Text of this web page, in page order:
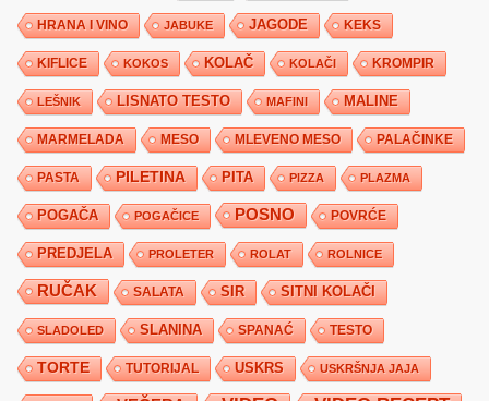
HRANA I VINO JABUKE JAGODE KEKS
KIFLICE KOKOS KOLAČ KOLAČI KROMPIR
LEŠNIK LISNATO TESTO MAFINI MALINE
MARMELADA MESO MLEVENO MESO PALAČINKE
PASTA PILETINA PITA PIZZA PLAZMA
POGAČA POGAČICE POSNO POVRĆE
PREDJELA PROLETER ROLAT ROLNICE
RUČAK SALATA SIR SITNI KOLAČI
SLADOLED SLANINA SPANAĆ TESTO
TORTE TUTORIJAL USKRS USKRŠNJA JAJA